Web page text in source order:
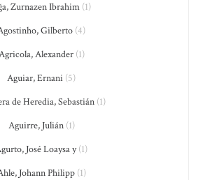
Zurnazen Ibrahim (1)
Gilberto (4)
Alexander(1)
Aguiar, Ernani (5)
de Heredia, Sebastián(1)
Aguirre, Julián(1)
José Loaysa y(1)
Johann Philipp(1)